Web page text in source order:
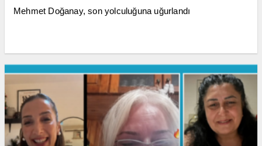
Mehmet Doğanay, son yolculuğuna uğurlandı